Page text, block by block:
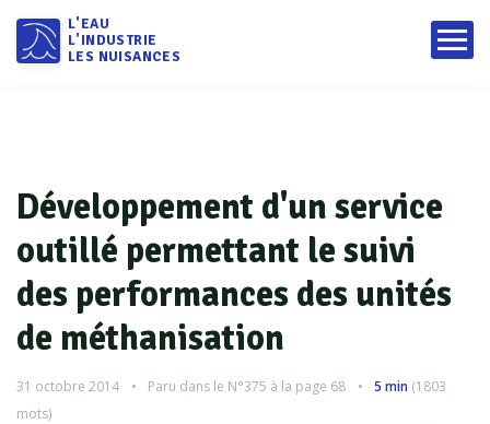
L'EAU
L'INDUSTRIE
LES NUISANCES
Développement d'un service
outillé permettant le suivi
des performances des unités
de méthanisation
31 octobre 2014 Paru dans le N°375 à la page 68 5 min (1803
mots)